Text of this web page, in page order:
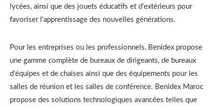
lycées, ainsi que des jouets éducatifs et d'extérieurs pour
favoriser l'apprentissage des nouvelles générations.
Pour les entreprises ou les professionnels, Benidex propose
une gamme complète de bureaux de dirigeants, de bureaux
d'équipes et de chaises ainsi que des équipements pour les
salles de réunion et les salles de conférence. Benidex Maroc
propose des solutions technologiques avancées telles que